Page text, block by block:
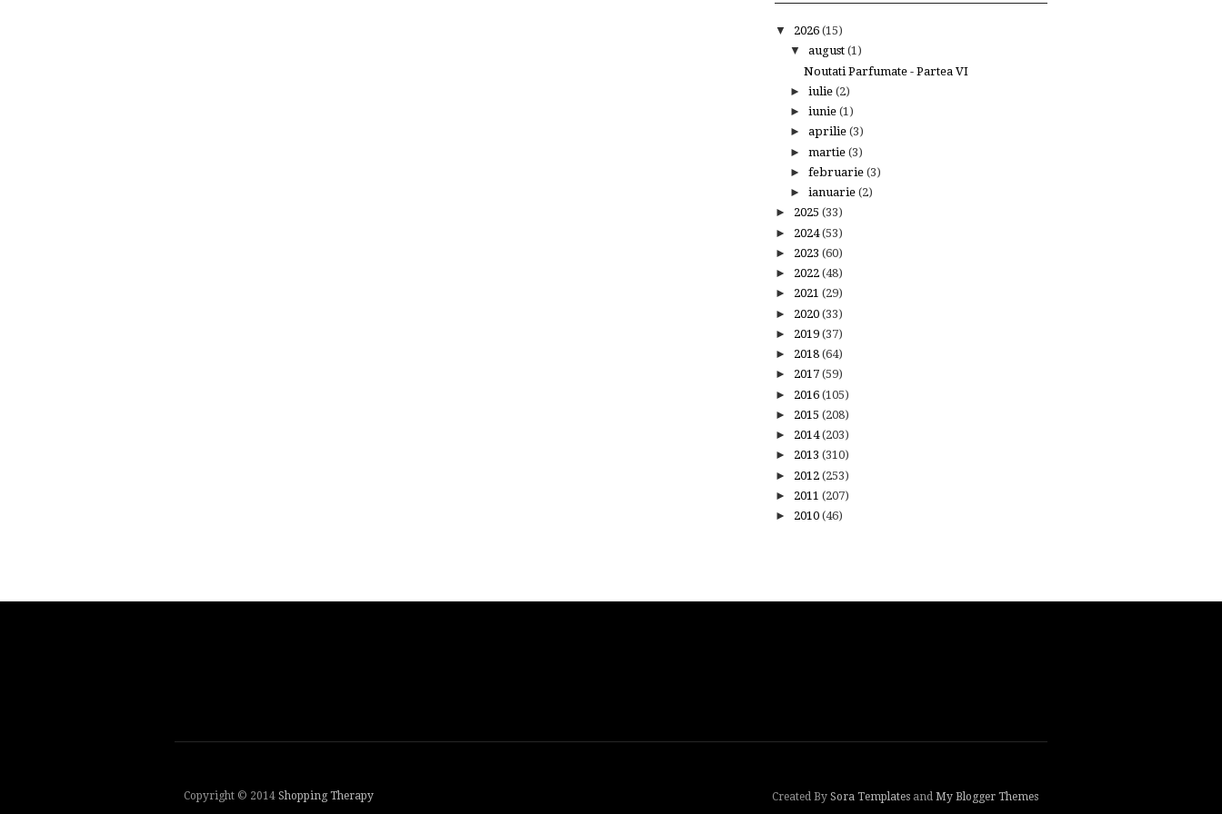
▼ 2026 (15)
▼ august (1)
Noutati Parfumate - Partea VI
► iulie (2)
► iunie (1)
► aprilie (3)
► martie (3)
► februarie (3)
► ianuarie (2)
► 2025 (33)
► 2024(53)
► 2023 (60)
► 2022 (48)
► 2021 (29)
► 2020 (33)
► 2019 (37)
► 2018 (64)
► 2017 (59)
► 2016 (105)
► 2015 (208)
► 2014(203)
► 2013 (310)
► 2012 (253)
► 2011 (207)
► 2010 (46)
Copyright © 2014 Shopping Therapy Created By Sora Templates and My Blogger Themes